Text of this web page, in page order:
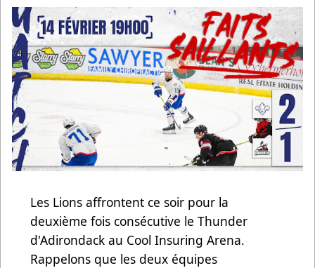
Les Lions affrontent ce soir pour la
deuxième fois consécutive le Thunder
d'Adirondack au Cool Insuring Arena.
Rappelons que les deux équipes